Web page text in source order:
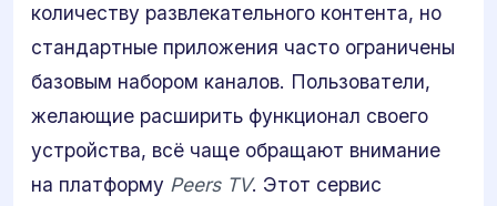
количеству развлекательного контента, но
стандартные приложения часто ограничены
базовым набором каналов. Пользователи,
желающие расширить функционал своего
устройства, всё чаще обращают внимание
на платформу Peers TV. Этот сервис